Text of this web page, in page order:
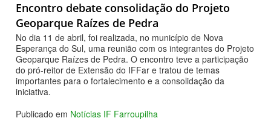
Encontro debate consolidação do Projeto
Geoparque Raízes de Pedra
No dia 11 de abril, foi realizada, no município de Nova
Esperança do Sul, uma reunião com os integrantes do Projeto
Geoparque Raízes de Pedra. O encontro teve a participação
do pró-reitor de Extensão do IFFar e tratou de temas
importantes para o fortalecimento e a consolidação da
iniciativa.
Publicado em Notícias IF Farroupilha